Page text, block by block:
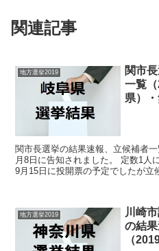
関連記事
地方選挙2019
関市
一覧
県）
関市長選挙の結果速報、立候補者
月8日に告知されました。 定数1人
9月15日に投開票の予定でしたが立
地方選挙2019
川崎
の結
（